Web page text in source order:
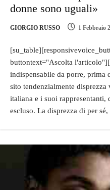
donne sono uguali»
GIORGIO RUSSO 1 Febbraio
buttontext="Ascolta
indispensabile da porre, prima
sito tendenzialmente
italiana e i suoi rappresentanti,
escluso. La disprezza di per sé,